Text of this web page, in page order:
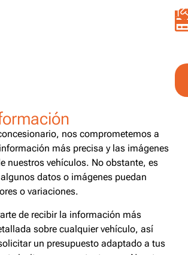
nos comprometemos a
más precisa y las imágenes
nuestros vehículos. No obstante, es
datos o imágenes puedan
o variaciones.
de recibir la información más
sobre cualquier vehículo, así
un presupuesto adaptado a tus